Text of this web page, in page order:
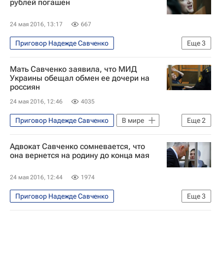
рублей погашен
24 мая 2016, 13:17 667
Еще3
Приговор Надежде Савченко
Происшествия
Надежда Савченко
Россия
Мать Савченко заявила, что МИД
Украины обещал обмен ее дочери на
россиян
24 мая 2016, 12:46 4035
Еще2
Приговор Надежде Савченко
В мире
Украина
Надежда Савченко
Адвокат Савченко сомневается, что
она вернется на родину до конца мая
24 мая 2016, 12:44 1974
Еще3
Приговор Надежде Савченко
Происшествия
Марк Фейгин